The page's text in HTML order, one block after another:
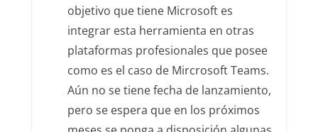
objetivo que tiene Microsoft es
integrar esta herramienta en otras
plataformas profesionales que posee
como es el caso de Mircrosoft Teams.
Aún no se tiene fecha de lanzamiento,
pero se espera que en los próximos